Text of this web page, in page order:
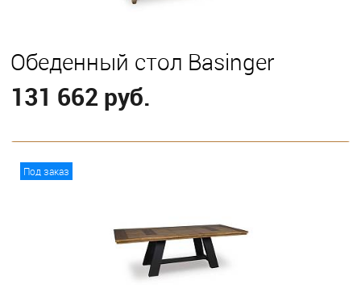
Обеденный стол Basinger
131 662 руб.
Под заказ